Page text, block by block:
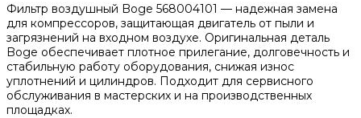
Фильтр воздушный Boge 568004101 — надежная замена
для компрессоров, защитающая двигатель от пыли и
загрязнений на входном воздухе. Оригинальная деталь
Boge обеспечивает плотное прилегание, долговечность и
стабильную работу оборудования, снижая износ
уплотнений и цилиндров. Подходит для сервисного
обслуживания в мастерских и на производственных
площадках.